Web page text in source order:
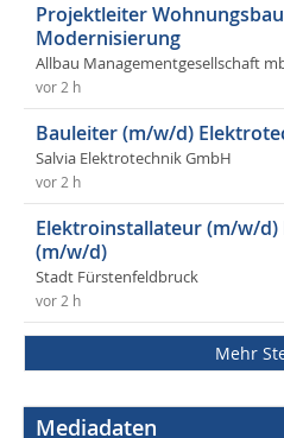
Projektleiter
Modernisierung
Allbau Managementgesellschaft
vor 2 h
Bauleiter (m/w/d)
Salvia Elektrotechnik GmbH
vor 2 h
Elektroinstallateur (m/w/
(m/w/d)
Stadt Fürstenfeldbruck
vor 2 h
Mehr
Mediadaten